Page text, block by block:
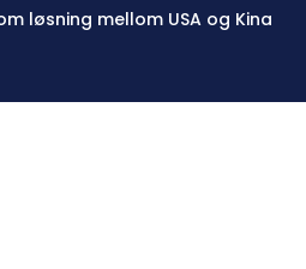
løsning mellom USA og Kina